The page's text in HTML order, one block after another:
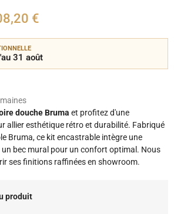
€
31 août
douche Bruma et profitez d'une
allier esthétique rétro et durabilité. Fabriqué
Bruma, ce kit encastrable intègre une
bec mural pour un confort optimal. Nous
ses finitions raffinées en showroom.
produit